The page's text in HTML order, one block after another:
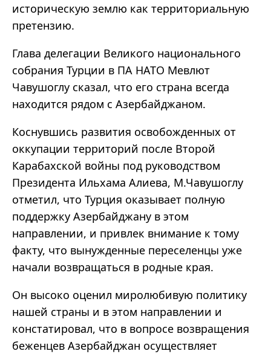
историческую землю как территориальную
претензию.
Глава делегации Великого национального
собрания Турции в ПА НАТО Мевлют
Чавушоглу сказал, что его страна всегда
находится рядом с Азербайджаном.
Коснувшись развития освобожденных от
оккупации территорий после Второй
Карабахской войны под руководством
Президента Ильхама Алиева, М.Чавушоглу
отметил, что Турция оказывает полную
поддержку Азербайджану в этом
направлении, и привлек внимание к тому
факту, что вынужденные переселенцы уже
начали возвращаться в родные края.
Он высоко оценил миролюбивую политику
нашей страны и в этом направлении и
констатировал, что в вопросе возвращения
беженцев Азербайджан осуществляет